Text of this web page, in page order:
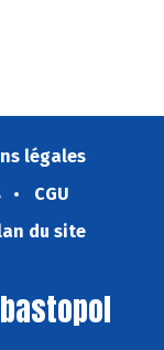
légales
CGU
du site